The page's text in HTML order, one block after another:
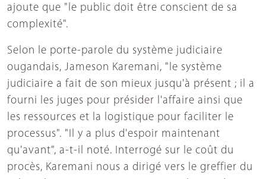
ajoute que "le public doit être conscient de sa
complexité".
Selon le porte-parole du système judiciaire
ougandais, Jameson Karemani, "le système
judiciaire a fait de son mieux jusqu'à présent ; il a
fourni les juges pour présider l'affaire ainsi que
les ressources et la logistique pour faciliter le
processus". "Il y a plus d'espoir maintenant
qu'avant", a-t-il noté. Interrogé sur le coût du
procès, Karemani nous a dirigé vers le greffier du